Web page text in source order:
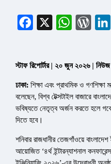
Facebook
X
স্টাফ রিপোর্টার | ২০ জুন ২০২৬ | নিউজ
ঢাকা: শিক্ষা এবং প্রাথমিক ও
বলেছেন, বিশ্ব টেক্সটাইল বাজারে
ভবিষ্যতে নেতৃত্ব অর্জন করতে হলে
দিতে হবে।
শনিবার রাজধানীর তেজগাঁওয়ে
আয়োজিত ‘৪র্থ ইন্টারন্যাশনাল